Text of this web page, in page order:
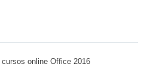
online Office 2016